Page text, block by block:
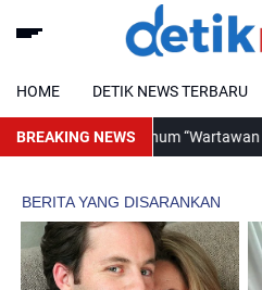
HOME DETIK NEWS TERBARU
BREAKING NEWS
Oknum “Wartawan Jadi-